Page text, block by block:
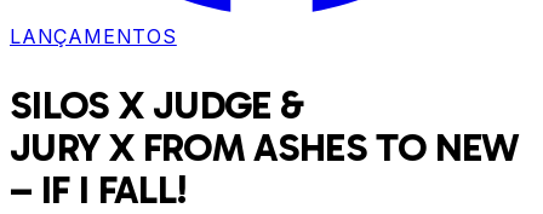
LANÇAMENTOS
SILOS X JUDGE &
JURY X FROM ASHES TO NEW
– IF I FALL!